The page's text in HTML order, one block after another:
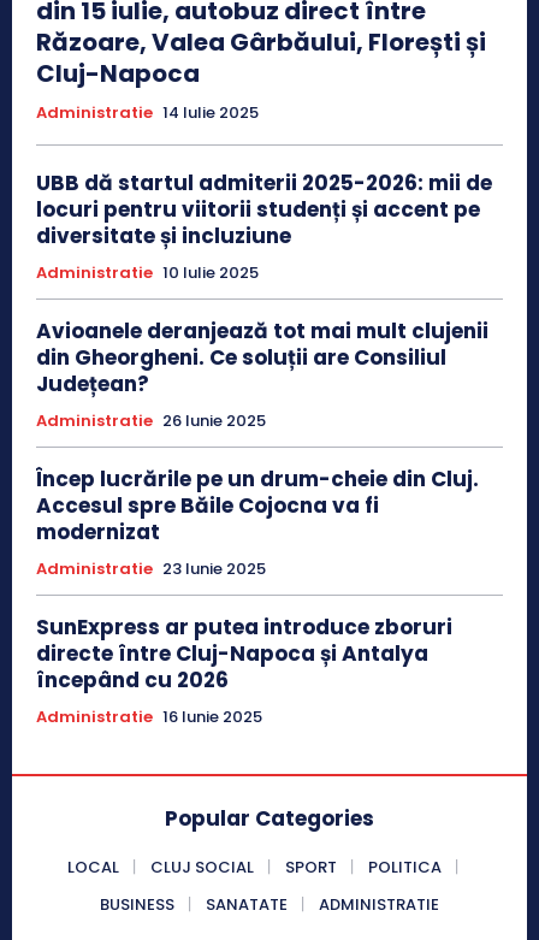
din 15 iulie, autobuz direct între
Răzoare, Valea Gârbăului, Florești și
Cluj-Napoca
Administratie 14 Iulie 2025
UBB dă startul admiterii 2025-2026: mii de
locuri pentru viitorii studenți și accent pe
diversitate și incluziune
Administratie 10 Iulie 2025
Avioanele deranjează tot mai mult clujenii
din Gheorgheni. Ce soluții are Consiliul
Județean?
Administratie 26 Iunie 2025
Încep lucrările pe un drum-cheie din Cluj.
Accesul spre Băile Cojocna va fi
modernizat
Administratie 23 Iunie 2025
SunExpress ar putea introduce zboruri
directe între Cluj-Napoca și Antalya
începând cu 2026
Administratie 16 Iunie 2025
Popular Categories
LOCAL CLUJ SOCIAL SPORT
POLITICA
BUSINESS
SANATATE ADMINISTRATIE